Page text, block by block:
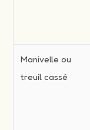
Manivelle ou
treuil cassé